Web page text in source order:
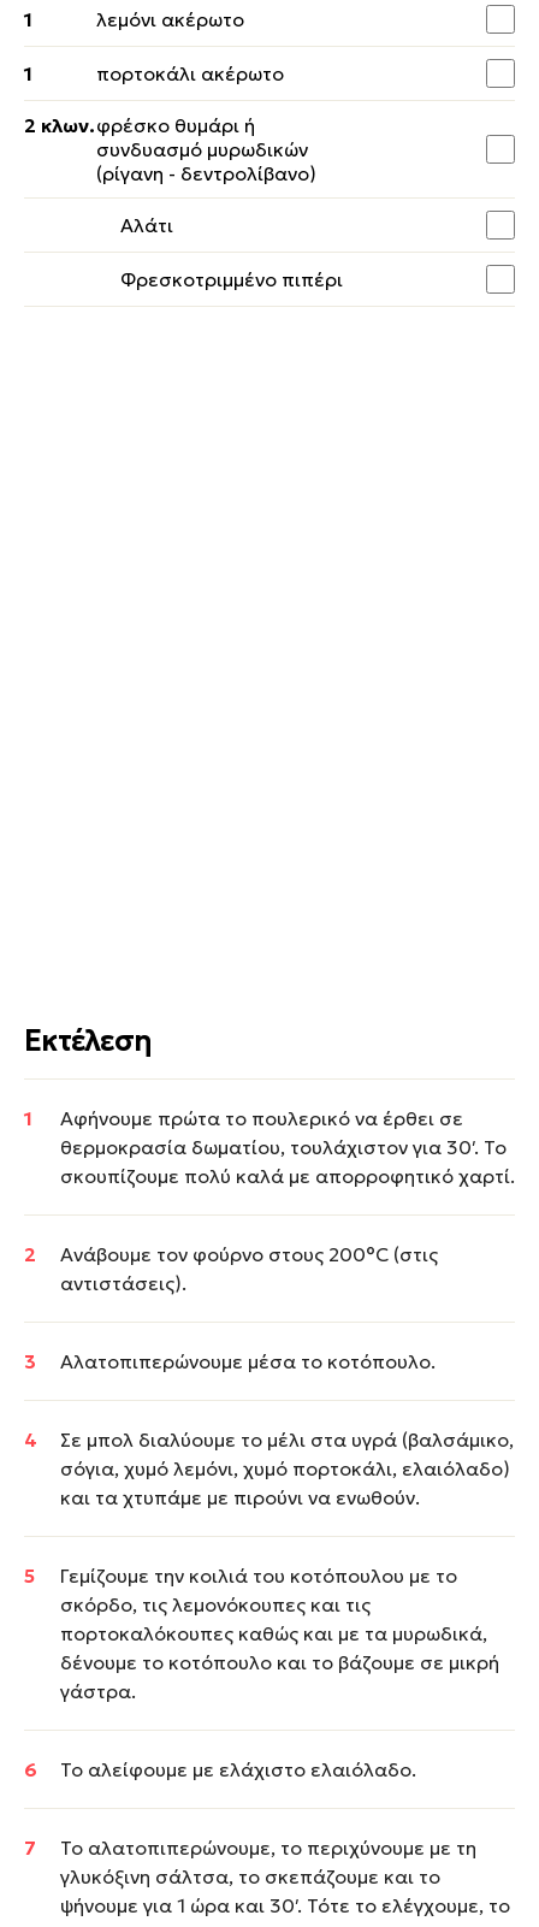
1 λεμόνι ακέρωτο
1 πορτοκάλι ακέρωτο
2 κλων.φρέσκο θυμάρι ή
συνδυασμό μυρωδικών
(ρίγανη - δεντρολίβανο)
Αλάτι
Φρεσκοτριμμένο πιπέρι
Εκτέλεση
Αφήνουμε πρώτα το πουλερικό να έρθει σε
θερμοκρασία δωματίου, τουλάχιστον για 30′. Το
σκουπίζουμε πολύ καλά με απορροφητικό χαρτί.
Ανάβουμε τον φούρνο στους 200°C (στις
αντιστάσεις).
Αλατοπιπερώνουμε μέσα το κοτόπουλο.
Σε μπολ διαλύουμε το μέλι στα υγρά (βαλσάμικο,
σόγια, χυμό λεμόνι, χυμό πορτοκάλι, ελαιόλαδο)
και τα χτυπάμε με πιρούνι να ενωθούν.
Γεμίζουμε την κοιλιά του κοτόπουλου με το
σκόρδο, τις λεμονόκουπες και τις
πορτοκαλόκουπες καθώς και με τα μυρωδικά,
δένουμε το κοτόπουλο και το βάζουμε σε μικρή
γάστρα.
Το αλείφουμε με ελάχιστο ελαιόλαδο.
Το αλατοπιπερώνουμε, το περιχύνουμε με τη
γλυκόξινη σάλτσα, το σκεπάζουμε και το
ψήνουμε για 1 ώρα και 30′. Τότε το ελέγχουμε, το